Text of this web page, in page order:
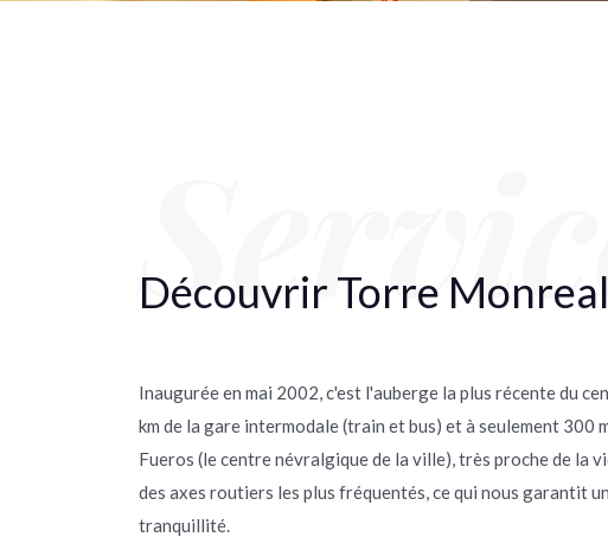
Découvrir Torre Monreal
Inaugurée en mai 2002, c'est l'auberge la plus récente du
km de la gare intermodale (train et bus) et à seulement 300
Fueros (le centre névralgique de la ville), très proche de la
des axes routiers les plus fréquentés, ce qui nous garantit
tranquillité.